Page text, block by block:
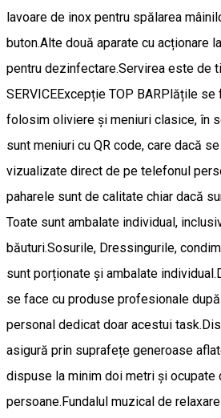
lavoare de inox pentru spălarea
buton.Alte două aparate cu acționare
pentru dezinfectare.Servirea este de
SERVICEExcepție TOP BARPlățile
folosim oliviere și meniuri clasice, în
sunt meniuri cu QR code, care dacă
vizualizate direct de pe telefonul
paharele sunt de calitate chiar dacă
Toate sunt ambalate individual,
băuturi.Sosurile, Dressingurile,
sunt porționate și ambalate
se face cu produse profesionale
personal dedicat doar acestui
asigură prin suprafețe generoase
dispuse la minim doi metri și ocupate
persoane.Fundalul muzical de